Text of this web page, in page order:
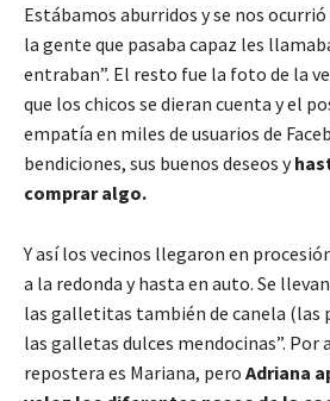
Estábamos aburridos y se nos
la gente que pasaba capaz les
entraban”. El resto fue la foto de la
que los chicos se dieran cuenta y el
empatía en miles de usuarios de
bendiciones, sus buenos deseos y
comprar algo.
Y así los vecinos llegaron en
a la redonda y hasta en auto. Se
las galletitas también de canela (las
las galletas dulces mendocinas”. Por
repostera es Mariana, pero Adriana